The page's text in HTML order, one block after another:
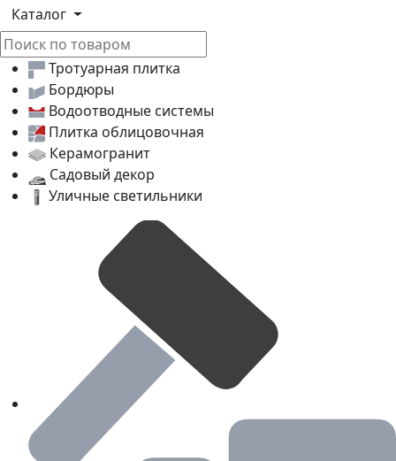
Каталог
Тротуарная плитка
Бордюры
Водоотводные системы
Плитка облицовочная
Керамогранит
Садовый декор
Уличные светильники